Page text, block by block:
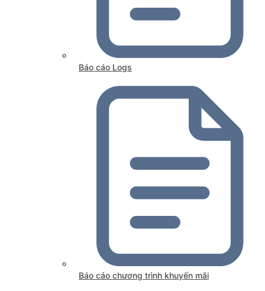
Báo cáo Logs
Báo cáo chương trình khuyến mãi